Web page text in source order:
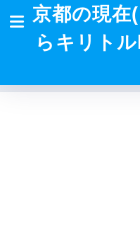
京都の現在
らキリト